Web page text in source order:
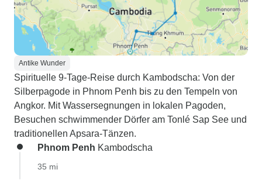
Antike Wunder
Spirituelle 9-Tage-Reise durch Kambodscha: Von der
Silberpagode in Phnom Penh bis zu den Tempeln von
Angkor. Mit Wassersegnungen in lokalen Pagoden,
Besuchen schwimmender Dörfer am Tonlé Sap See und
traditionellen Apsara-Tänzen.
Phnom Penh Kambodscha
35 mi